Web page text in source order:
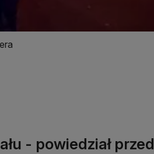
- powiedział przed